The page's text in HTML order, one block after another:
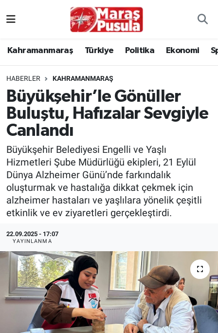
Kahramanmaraş Türkiye Politika Ekonomi
HABERLER KAHRAMANMARAŞ
Büyükşehir’le Gönüller
Buluştu, Hafızalar Sevgiyle
Canlandı
Büyükşehir Belediyesi Engelli ve Yaşlı
Hizmetleri Şube Müdürlüğü ekipleri, 21 Eylül
Dünya Alzheimer Günü’nde farkındalık
oluşturmak ve hastalığa dikkat çekmek için
alzheimer hastaları ve yaşlılara yönelik çeşitli
etkinlik ve ev ziyaretleri gerçekleştirdi.
22.09.2025 - 17:07
YAYINLANMA
Politika
Ekonomi
Spor
Kültür Sanat
Sağlık
TEKNOLOJİ
Dünya
İlçeler
MAGAZİN
İstanbul Namaz Vakitleri
İstanbul Trafik Yoğunluk Haritası
Süper Lig Puan Durumu ve Fikstür
Tüm Manşetler
Son Dakika Haberleri
Haber Arşivi